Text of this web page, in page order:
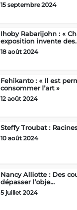
15 septembre 2024
Ihoby Rabarijohn : «
exposition invente
18 août 2024
Fehikanto : « Il est
consommer l’art »
12 août 2024
Steffy Troubat :
10 août 2024
Nancy Alliotte : Des
dépasser l’obje...
5 juillet 2024